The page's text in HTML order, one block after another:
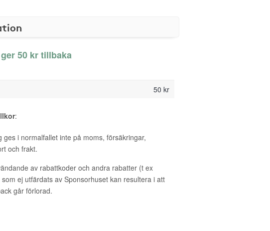
50 kr tillbaka
50 kr
:
ges i normalfallet inte på moms, försäkringar,
och frakt.
av rabattkoder och andra rabatter (t ex
ej utfärdats av Sponsorhuset kan resultera i att
går förlorad.